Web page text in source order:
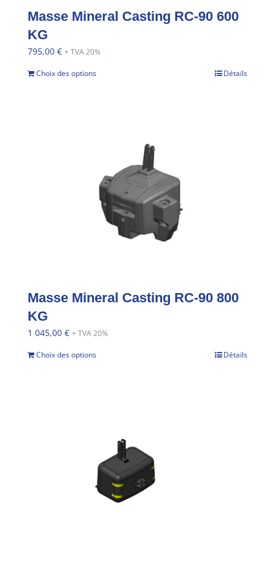
Masse Mineral Casting RC-90 600
KG
795,00 € + TVA 20%
Choix des options Détails
Masse Mineral Casting RC-90 800
KG
1 045,00 € + TVA 20%
Choix des options Détails